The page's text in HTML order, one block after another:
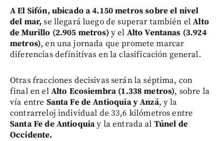
A El Sifón, ubicado a 4.150 metros sobre el nivel
del mar, se llegará luego de superar también elAlto
de Murillo (2.905 metros)y el Alto Ventanas (3.924
metros), en una jornada que promete marcar
diferencias definitivas en la clasificación general.
Otras fracciones decisivas serán la séptima, con
final en elAlto Ecosiembra (1.338 metros), sobre la
vía entre Santa Fe de Antioquia y Anzá, y la
contrarreloj individual de 33,6 kilómetros entre
Santa Fe de Antioquiay la entrada al Túnel de
Occidente.